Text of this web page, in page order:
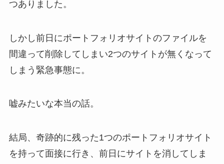
つありました。
しかし前日にポートフォリオサイトのファイルを
間違って削除してしまい2つのサイトが無くなって
しまう緊急事態に。
嘘みたいな本当の話。
結局、奇跡的に残った1つのポートフォリオサイト
を持って面接に行き、前日にサイトを消してしま